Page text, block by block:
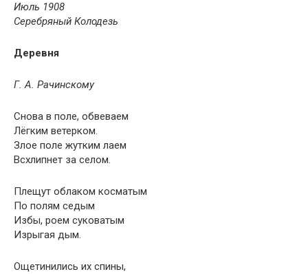
Июль 1908
Серебряный Колодезь
Деревня
Г. А. Рачинскому
Снова в поле, обвеваем
Лёгким ветерком.
Злое поле жутким лаем
Всхлипнет за селом.
Плещут облаком косматым
По полям седым
Избы, роем суковатым
Изрыгая дым.
Ощетинились их спины,